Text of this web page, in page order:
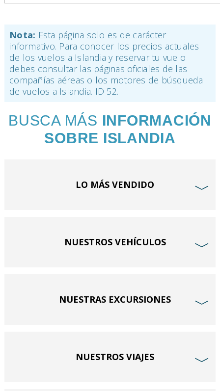
Nota: Esta página solo es de carácter
informativo. Para conocer los precios actuales
de los vuelos a Islandia y reservar tu vuelo
debes consultar las páginas oficiales de las
compañías aéreas o los motores de búsqueda
de vuelos a Islandia. ID 52.
BUSCA MÁS INFORMACIÓN
SOBRE ISLANDIA
LO MÁS VENDIDO ﹀
NUESTROS VEHÍCULOS ﹀
NUESTRAS EXCURSIONES ﹀
NUESTROS VIAJES ﹀